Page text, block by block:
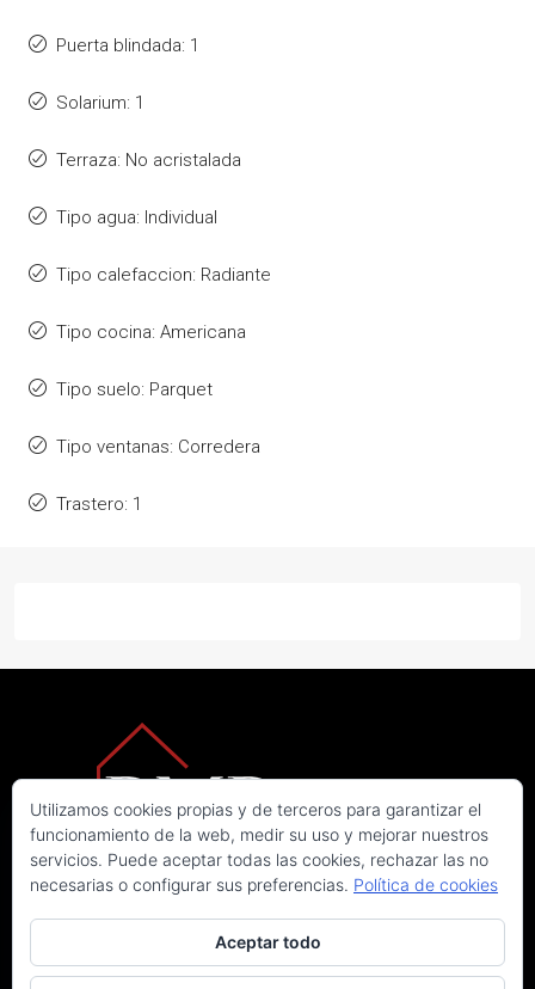
Puerta blindada: 1
Solarium: 1
Terraza: No acristalada
Tipo agua: Individual
Tipo calefaccion: Radiante
Tipo cocina: Americana
Tipo suelo: Parquet
Tipo ventanas: Corredera
Trastero: 1
Utilizamos cookies propias y de terceros para garantizar el
funcionamiento de la web, medir su uso y mejorar nuestros
servicios. Puede aceptar todas las cookies, rechazar las no
necesarias o configurar sus preferencias. Política de cookies
Aceptar todo